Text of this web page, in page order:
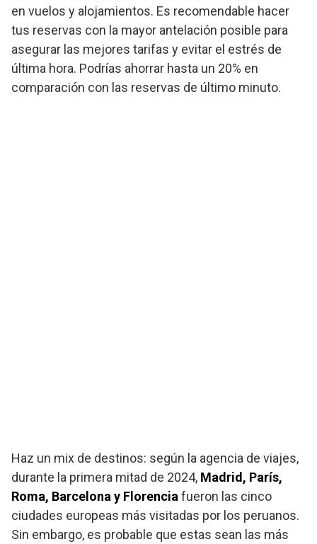
en vuelos y alojamientos. Es recomendable hacer
tus reservas con la mayor antelación posible para
asegurar las mejores tarifas y evitar el estrés de
última hora. Podrías ahorrar hasta un 20% en
comparación con las reservas de último minuto.
Haz un mix de destinos: según la agencia de viajes,
durante la primera mitad de 2024, Madrid, París,
Roma, Barcelona y Florencia fueron las cinco
ciudades europeas más visitadas por los peruanos.
Sin embargo, es probable que estas sean las más